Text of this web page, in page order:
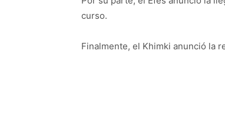
curso.
Finalmente, el Khimki anunció la